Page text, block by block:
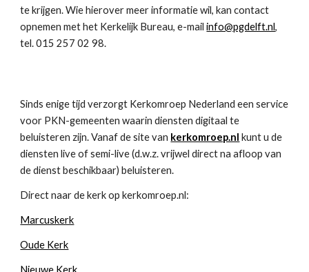
te krijgen. Wie hierover meer informatie wil, kan contact
opnemen met het Kerkelijk Bureau, e-mailinfo@pgdelft.nl,
tel. 015 257 02 98.
Sinds enige tijd verzorgt Kerkomroep Nederland een service
voor PKN-gemeenten waarin diensten digitaal te
beluisteren zijn. Vanaf de site van kerkomroep.nl kunt u de
diensten live of semi-live (d.w.z. vrijwel direct na afloop van
de dienst beschikbaar) beluisteren.
Direct naar de kerk op kerkomroep.nl:
Marcuskerk
Oude Kerk
Nieuwe Kerk